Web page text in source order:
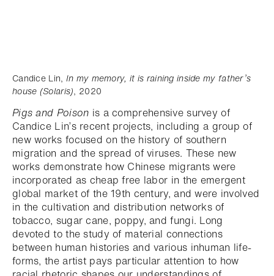
Candice Lin, In my memory, it is raining inside my father’s
house (Solaris), 2020
Pigs and Poison is a comprehensive survey of
Candice Lin’s recent projects, including a group of
new works focused on the history of southern
migration and the spread of viruses. These new
works demonstrate how Chinese migrants were
incorporated as cheap free labor in the emergent
global market of the 19th century, and were involved
in the cultivation and distribution networks of
tobacco, sugar cane, poppy, and fungi. Long
devoted to the study of material connections
between human histories and various inhuman life-
forms, the artist pays particular attention to how